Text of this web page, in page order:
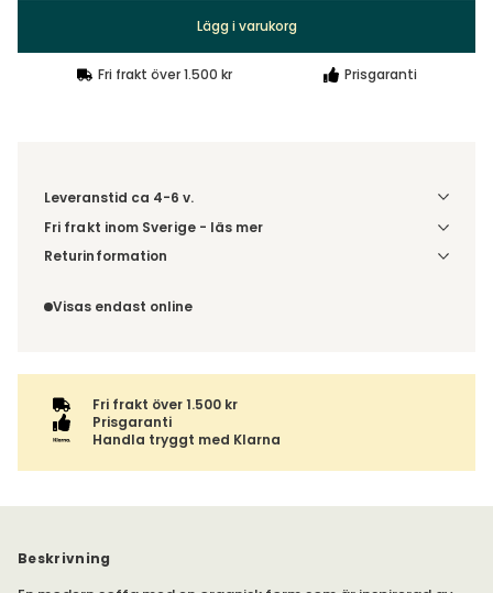
Lägg i varukorg
Fri frakt över 1.500 kr Prisgaranti
Leveranstid ca 4-6 v.
Fri frakt inom Sverige - läs mer
Denna vara skickas till din port/tomtgräns. Innan leverans
ordern tillsammans.
Returinformation
inte av ångerrätten.
Visas endast online
Fri frakt över 1.500 kr
Prisgaranti
Handla tryggt med Klarna
Beskrivning